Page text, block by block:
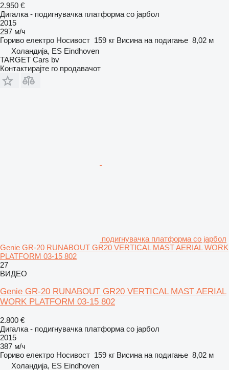
2.950 €
Дигалка - подигнувачка платформа со јарбол
2015
297 м/ч
Гориво електро Носивост 159 кг Висина на подигање 8,02 м
Холандија, ES Eindhoven
TARGET Cars bv
Контактирајте го продавачот
подигнувачка платформа со јарбол
Genie GR-20 RUNABOUT GR20 VERTICAL MAST AERIAL WORK
PLATFORM 03-15 802
27
ВИДЕО
Genie GR-20 RUNABOUT GR20 VERTICAL MAST AERIAL
WORK PLATFORM 03-15 802
2.800 €
Дигалка - подигнувачка платформа со јарбол
2015
387 м/ч
Гориво електро Носивост 159 кг Висина на подигање 8,02 м
Холандија, ES Eindhoven